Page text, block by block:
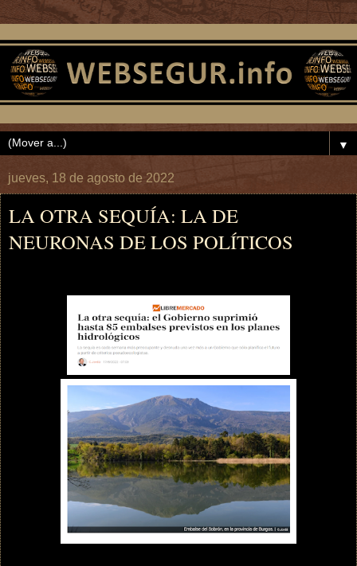
▼
jueves, 18 de agosto de 2022
LA OTRA SEQUÍA: LA DE
NEURONAS DE LOS POLÍTICOS